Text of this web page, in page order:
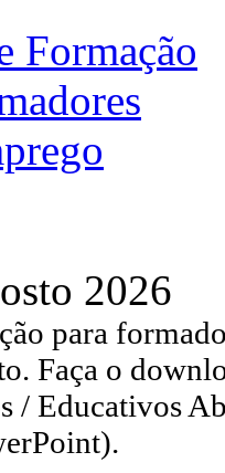
Formação
2026
para
Faça o
/ Educativos